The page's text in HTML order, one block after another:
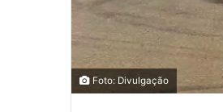
Foto: Divulgação